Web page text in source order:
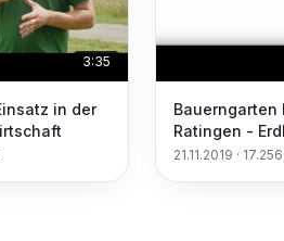
3:35
in der
Bauerngarten
Ratingen -
Himbeeren,
21.11.2019 · 17.256